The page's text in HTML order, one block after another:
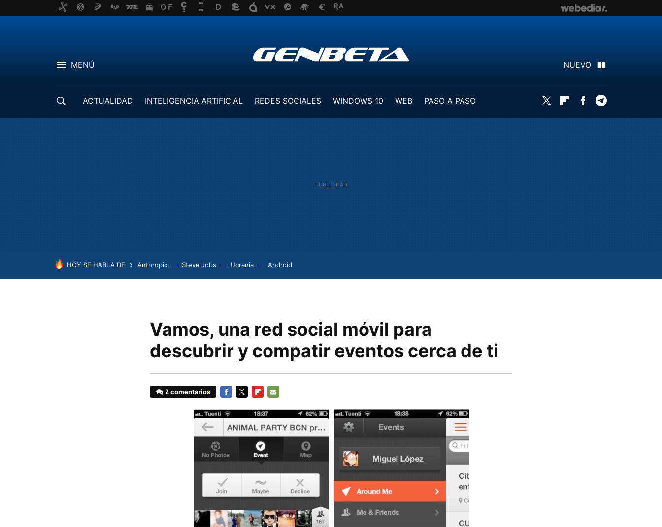
MENÚ NUEVO
ACTUALIDAD INTELIGENCIA ARTIFICIAL REDES SOCIALES WINDOWS 10 WEB
PASO A PASO
Twitter FlipboardFacebook
HOY SE HABLA DE Anthropic Steve Jobs Ucrania Android
Vamos, una red social móvil para
descubrir y compatir eventos cerca de ti
2 comentarios
MAIL